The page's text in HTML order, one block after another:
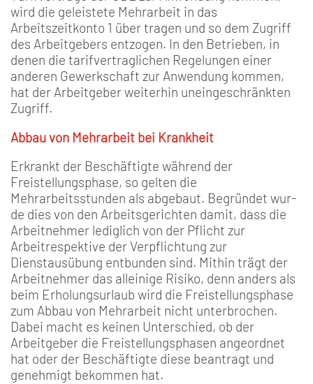
wird die geleistete Mehrarbeit in das
Arbeitszeitkonto 1 über­ tragen und so dem Zugriff
des Arbeitgebers entzogen. In den Betrieben, in
denen die tarif­vertraglichen Regelungen einer
anderen Gewerkschaft zur An­wendung kommen,
hat der Ar­beitgeber weiterhin uneingeschränkten
Zugriff.
Abbau von Mehrarbeit bei Krankheit
Erkrankt der Beschäftigte wäh­rend der
Freistellungsphase, so gelten die
Mehrarbeitsstunden als abgebaut. Begründet wur­
de dies von den Arbeitsgerich­ten damit, dass die
Arbeitneh­mer lediglich von der Pflicht zur
Arbeitrespektive der Verpflichtung zur
Dienstausübung entbunden sind. Mithin trägt der
Arbeitnehmer das alleinige Risiko, denn anders als
beim Erholungsurlaub wird die Frei­stellungsphase
zum Abbau von Mehrarbeit nicht unterbro­chen.
Dabei macht es keinen Unterschied, ob der
Arbeitge­ber die Freistellungsphasen angeordnet
hat oder der Be­schäftigte diese beantragt und
genehmigt bekommen hat.